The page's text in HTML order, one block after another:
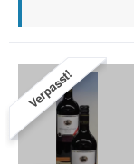
Verpasst!